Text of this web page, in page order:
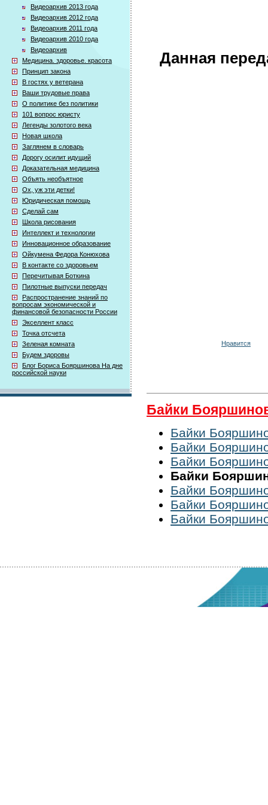
Видеоархив 2013 года
Видеоархив 2012 года
Видеоархив 2011 года
Видеоархив 2010 года
Видеоархив
Медицина. здоровье. красота
Принцип закона
В гостях у ветерана
Ваши трудовые права
О политике без политики
101 вопрос юристу
Легенды золотого века
Новая школа
Заглянем в словарь
Дорогу осилит идущий
Доказательная медицина
Объять необъятное
Ох, уж эти детки!
Юридическая помощь
Сделай сам
Школа рисования
Интеллект и технологии
Инновационное образование
Ойкумена Федора Конюхова
В контакте со здоровьем
Перечитывая Боткина
Пилотные выпуски передач
Распространение знаний по
вопросам экономической и
финансовой безопасности России
Экселлент класс
Точка отсчета
Зеленая комната
Будем здоровы
Блог Бориса Бояршинова На дне
российской науки
Данная
Нравится
Байки
Байки
Байки
Байки
Байки
Байки
Байки
Байки